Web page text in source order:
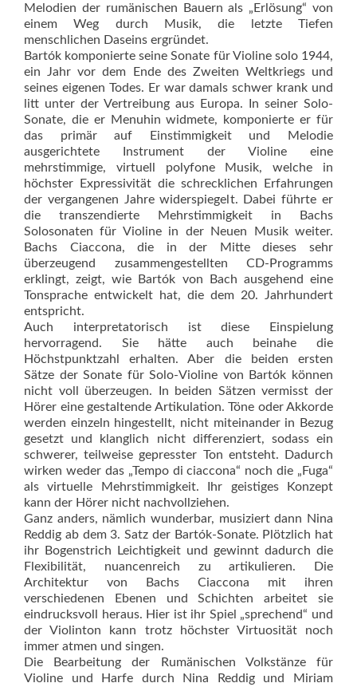
Melodien der rumänischen Bauern als „Erlösung“ von
einem Weg durch Musik, die letzte Tiefen
menschlichen Daseins ergründet.
Bartók komponierte seine Sonate für Violine solo 1944,
ein Jahr vor dem Ende des Zweiten Weltkriegs und
seines eigenen Todes. Er war damals schwer krank und
litt unter der Vertreibung aus Europa. In seiner Solo-
Sonate, die er Menuhin widmete, komponierte er für
das primär auf Einstimmigkeit und Melodie
ausgerichtete Instrument der Violine eine
mehrstimmige, virtuell polyfone Musik, welche in
höchster Expressivität die schrecklichen Erfahrungen
der vergangenen Jahre widerspiegelt. Dabei führte er
die transzendierte Mehrstimmigkeit in Bachs
Solosonaten für Violine in der Neuen Musik weiter.
Bachs Ciaccona, die in der Mitte dieses sehr
überzeugend zusammengestellten CD-Programms
erklingt, zeigt, wie Bartók von Bach ausgehend eine
Tonsprache entwickelt hat, die dem 20. Jahrhundert
entspricht.
Auch interpretatorisch ist diese Einspielung
hervorragend. Sie hätte auch beinahe die
Höchstpunktzahl erhalten. Aber die beiden ersten
Sätze der Sonate für Solo-Violine von Bartók können
nicht voll überzeugen. In beiden Sätzen vermisst der
Hörer eine gestaltende Artikulation. Töne oder Akkorde
werden einzeln hingestellt, nicht miteinander in Bezug
gesetzt und klanglich nicht differenziert, sodass ein
schwerer, teilweise gepresster Ton entsteht. Dadurch
wirken weder das „Tempo di ciaccona“ noch die „Fuga“
als virtuelle Mehrstimmigkeit. Ihr geistiges Konzept
kann der Hörer nicht nachvollziehen.
Ganz anders, nämlich wunderbar, musiziert dann Nina
Reddig ab dem 3. Satz der Bartók-Sonate. Plötzlich hat
ihr Bogenstrich Leichtigkeit und gewinnt dadurch die
Flexibilität, nuancenreich zu artikulieren. Die
Architektur von Bachs Ciaccona mit ihren
verschiedenen Ebenen und Schichten arbeitet sie
eindrucksvoll heraus. Hier ist ihr Spiel „sprechend“ und
der Violinton kann trotz höchster Virtuosität noch
immer atmen und singen.
Die Bearbeitung der Rumänischen Volkstänze für
Violine und Harfe durch Nina Reddig und Miriam